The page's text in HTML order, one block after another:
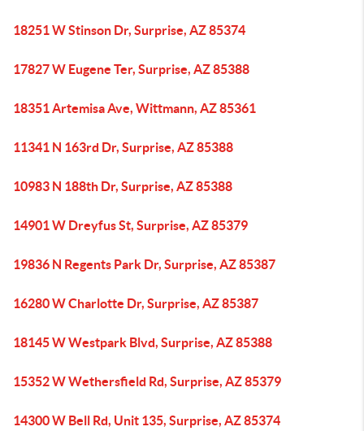
18251 W Stinson Dr, Surprise, AZ 85374
17827 W Eugene Ter, Surprise, AZ 85388
18351 Artemisa Ave, Wittmann, AZ 85361
11341 N 163rd Dr, Surprise, AZ 85388
10983 N 188th Dr, Surprise, AZ 85388
14901 W Dreyfus St, Surprise, AZ 85379
19836 N Regents Park Dr, Surprise, AZ 85387
16280 W Charlotte Dr, Surprise, AZ 85387
18145 W Westpark Blvd, Surprise, AZ 85388
15352 W Wethersfield Rd, Surprise, AZ 85379
14300 W Bell Rd, Unit 135, Surprise, AZ 85374